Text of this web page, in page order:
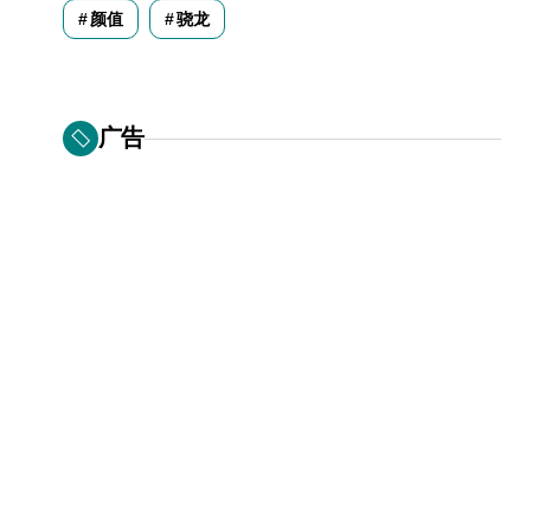
颜值 骁龙
广告